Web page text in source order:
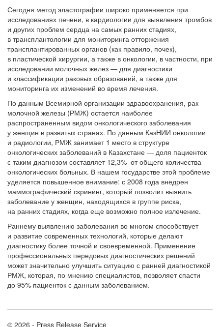
Сегодня метод эластографии широко применяется при
исследованиях печени, в кардиологии для выявления тромбов
и других проблем сердца на самых ранних стадиях,
в трансплантологии для мониторинга отторжения
трансплантированных органов (как правило, почек),
в пластической хирургии, а также в онкологии, в частности, при
исследовании молочных желез — для диагностики
и классификации раковых образований, а также для
мониторинга их изменений во время лечения.
По данным Всемирной организации здравоохранения, рак
молочной железы (РМЖ) остается наиболее
распространенным видом онкологического заболевания
у женщин в развитых странах. По данным КазНИИ онкологии
и радиологии, РМЖ занимает 1 место в структуре
онкологических заболеваний в Казахстане — доля пациенток
с таким диагнозом составляет 12,3% от общего количества
онкологических больных. В нашем государстве этой проблеме
уделяется повышенное внимание: с 2008 года внедрен
маммографический скрининг, который позволит выявить
заболевание у женщин, находящихся в группе риска,
на ранних стадиях, когда еще возможно полное излечение.
Раннему выявлению заболевания во многом способствует
и развитие современных технологий, которые делают
диагностику более точной и своевременной. Применение
профессиональных передовых диагностических решений
может значительно улучшить ситуацию с ранней диагностикой
РМЖ, которая, по мнению специалистов, позволяет спасти
до 95% пациенток с данным заболеванием.
© 2026 - Press Release Service